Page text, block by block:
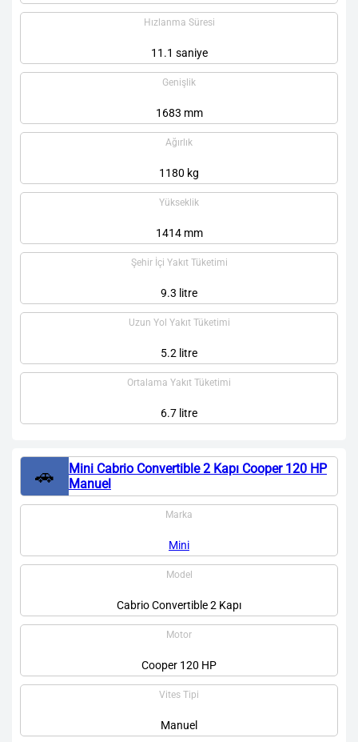
Hızlanma Süresi
11.1 saniye
Genişlik
1683 mm
Ağırlık
1180 kg
Yükseklik
1414 mm
Şehir İçi Yakıt Tüketimi
9.3 litre
Uzun Yol Yakıt Tüketimi
5.2 litre
Ortalama Yakıt Tüketimi
6.7 litre
🚗
Mini Cabrio Convertible 2 Kapı Cooper 120 HP
Manuel
Marka
Mini
Model
Cabrio Convertible 2 Kapı
Motor
Cooper 120 HP
Vites Tipi
Manuel